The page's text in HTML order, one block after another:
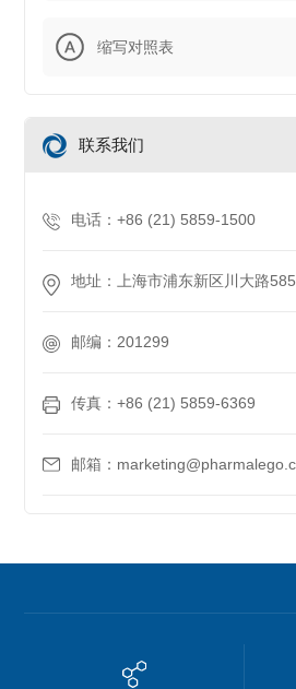
缩写对照表
联系我们
电话：+86 (21) 5859-1500
地址：上海市浦东新区川大路
邮编：201299
传真：+86 (21) 5859-6369
邮箱：